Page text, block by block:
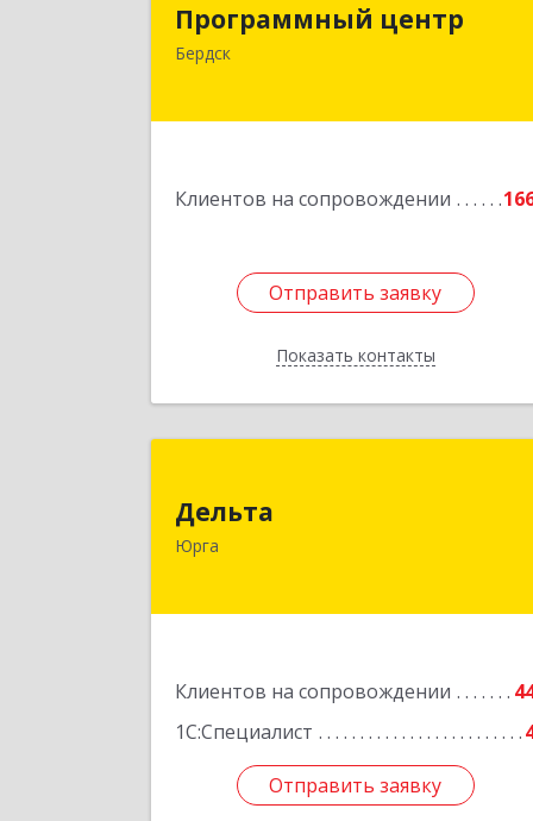
Программный центр
Бердск
Клиентов на сопровождении
Отправить заявку
Показать контакты
633004, Новосибирская обл, Бердск г,
Отправить заявку
Назад
Дельта
Юрга
Клиентов на сопровождении
1С:Специалист
Отправить заявку
Кузбасс обл, Юрга г, Ленинградская
Отправить заявку